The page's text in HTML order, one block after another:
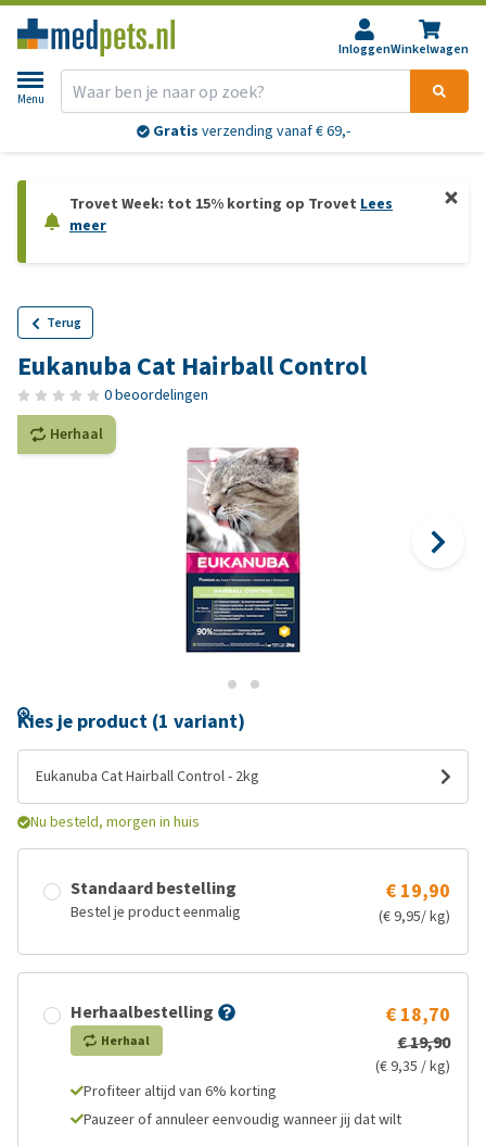
InloggenWinkelwagen
Menu
Gratis verzending vanaf € 69,-
Trovet Week: tot 15% korting op Trovet Lees
meer
Terug
Eukanuba Cat Hairball Control
0 beoordelingen
Herhaal
Kies je product (1 variant)
Eukanuba Cat Hairball Control - 2kg
Nu besteld, morgen in huis
Standaard bestelling
Bestel je product eenmalig
€ 19,90
(€ 9,95/ kg)
Herhaalbestelling
Herhaal
€ 18,70
€ 19,90
(€ 9,35 / kg)
Profiteer altijd van 6% korting
Pauzeer of annuleer eenvoudig wanneer jij dat wilt